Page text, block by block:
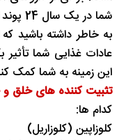
شما در یک سال 24 پوند اضافه کنید.
به خاطر داشته باشید
عادات غذایی شما
این زمینه به شما کمک
تثبیت کننده های خلق
کدام ها:
کلوزاپین (کلوزاریل)